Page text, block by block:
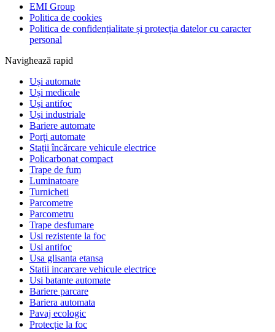
EMI Group
Politica de cookies
Politica de confidențialitate și protecția datelor cu caracter
personal
Navighează rapid
Uși automate
Uși medicale
Uși antifoc
Uși industriale
Bariere automate
Porți automate
Stații încărcare vehicule electrice
Policarbonat compact
Trape de fum
Luminatoare
Turnicheti
Parcometre
Parcometru
Trape desfumare
Usi rezistente la foc
Usi antifoc
Usa glisanta etansa
Statii incarcare vehicule electrice
Usi batante automate
Bariere parcare
Bariera automata
Pavaj ecologic
Protecție la foc